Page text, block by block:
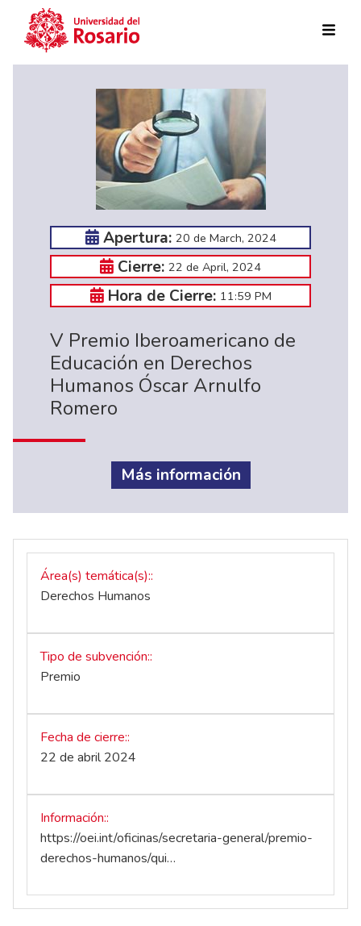
Apertura: 20 de March, 2024
Cierre: 22 de April, 2024
Hora de Cierre: 11:59 PM
V Premio Iberoamericano de
Educación en Derechos
Humanos Óscar Arnulfo
Romero
Más información
Área(s) temática(s):
Derechos Humanos
Tipo de subvención:
Premio
Fecha de cierre:
22 de abril 2024
Información:
https://oei.int/oficinas/secretaria-general/premio-
derechos-humanos/qui…